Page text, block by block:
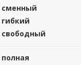
сменный
гибкий
свободный
полная